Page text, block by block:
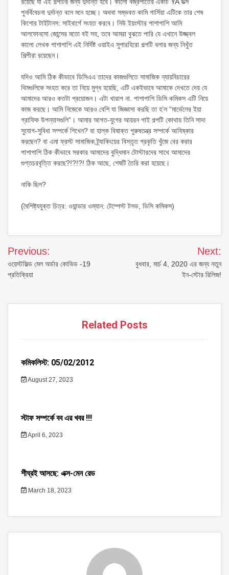
পুনর্বিবেচনা দুর্দান্ত বলে মনে হচ্ছে। অথবা সম্ভবত কামি গার্সিয়া এটিকে তার শেষ
কিশোর টাইটানস: সাইবার্গে সংহত করবে। নিউ ইয়ংস্টার পাশাপাশি আমি
আলফোনসো জোন্সের মতো বই সহ, তবে আমরা বুঝতে পারি যে এখানে উজ্জ্বল
কালো লেখক পাশাপাশি এই নির্দিষ্ট ওয়াইএ সুপারহিরো গল্পটি বলার জন্য নিখুঁত
শিল্পীরা রয়েছেন।
যদিও আমি ঠিক কীভাবে ডিসিএএ তাদের কাজগুলিতে সামাজিক ন্যায়বিচারের
থিমগুলিকে সংহত করে তা নিয়ে মুগ্ধ হয়েছি, এটি একইভাবে আমাকে দেখতে দেয় যে
আমাদের আরও কতটা প্রয়োজন। এটা খারাপ না. পাশাপাশি ডিসি কমিকস এটি নিয়ে
কাজ করছে। আমি নিজেকে আরও বেশি যা জিজ্ঞাসা করছি তা হ’ল “মার্ভেলের ইয়া
গ্রাফিক উপন্যাসগুলি”। আমার আগত-যুগের আয়রন গাই গল্পটি কোথায় তিনি সাদা
সুযোগ-সুবিধা সম্পর্কে শিখেন? বা হাল্ক বিষাক্ত পুরুষতন্ত্র সম্পর্কে আবিষ্কার
করছেন? বা এমা ফ্রস্ট সামাজিক ট্র্যাকিংয়ের বিস্তৃত প্রকৃতি খুঁজে বের করার
পাশাপাশি ঠিক কীভাবে সরকার আমাদের বুদ্ধিমান টোস্টারদের সাথে আমাদের
গুপ্তচরবৃত্তি করছে?!?!?! ঠিক আছে, শেষটি তৈরি করা হয়েছে।
নাকি ছিল?
(বৈশিষ্ট্যযুক্ত চিত্র: ওয়ান্ডার ওম্যান: টেম্পেস্ট টসড, ডিসি কমিকস)
Post
navigation
Previous:
ওয়েস্টফিল্ড মেল অর্ডার কোভিড -19
প্রতিক্রিয়া
Next:
বুধবার, মার্চ 4, 2020 এর জন্য নতুন
ইন-স্টোর রিলিজ!
Related Posts
কমিকলিস্ট: 05/02/2012
August 27, 2023
স্টাফ সম্পর্কে বব এর খবর !!!
April 6, 2023
শীঘ্রই আসছে: এক্স-মেন রেড
March 18, 2023